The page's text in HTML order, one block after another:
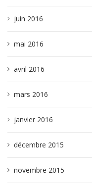
juin 2016
mai 2016
avril 2016
mars 2016
janvier 2016
décembre 2015
novembre 2015